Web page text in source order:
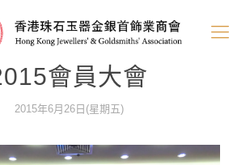
會員大會
2015年6月26日(星期五)